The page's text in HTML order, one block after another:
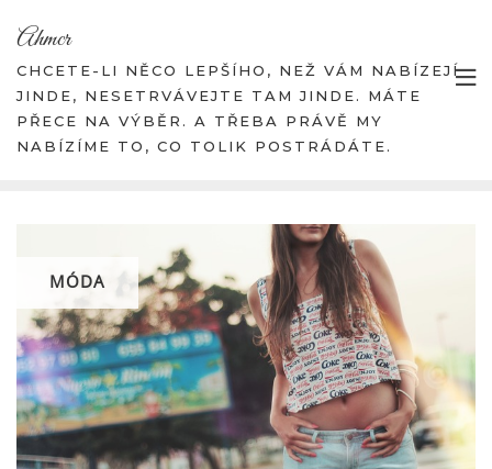
content
Ahmcr
CHCETE-LI NĚCO LEPŠÍHO, NEŽ VÁM NABÍZEJÍ
JINDE, NESETRVÁVEJTE TAM JINDE. MÁTE
PŘECE NA VÝBĚR. A TŘEBA PRÁVĚ MY
NABÍZÍME TO, CO TOLIK POSTRÁDÁTE.
MÓDA